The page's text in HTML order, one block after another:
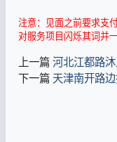
注意：见面之前要求支
对服务项目闪烁其词并
上一篇 河北江都路
下一篇 天津南开路